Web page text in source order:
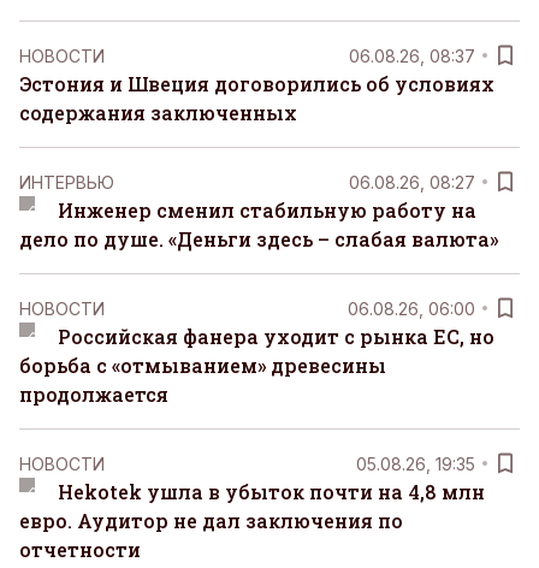
НОВОСТИ 06.08.26, 08:37
Эстония и Швеция договорились об условиях
содержания заключенных
ИНТЕРВЬЮ 06.08.26, 08:27
Инженер сменил стабильную работу на
дело по душе. «Деньги здесь – слабая валюта»
НОВОСТИ 06.08.26, 06:00
Российская фанера уходит с рынка ЕС, но
борьба с «отмыванием» древесины
продолжается
НОВОСТИ 05.08.26, 19:35
Hekotek ушла в убыток почти на 4,8 млн
евро. Аудитор не дал заключения по
отчетности